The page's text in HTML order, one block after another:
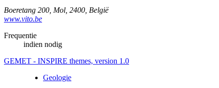
Boeretang 200 Mol 2400 België
www.vito.be
Frequentie
indien nodig
GEMET - INSPIRE themes, version 1.0
Geologie